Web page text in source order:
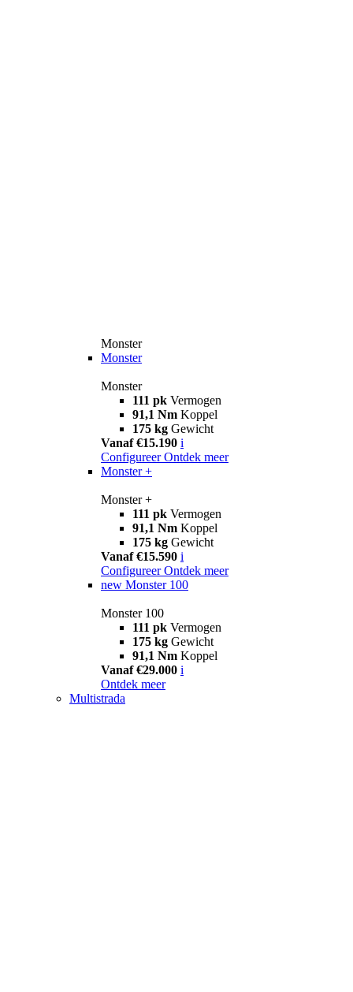
Monster
Monster
Monster
111 pk Vermogen
91,1 Nm Koppel
175 kg Gewicht
Vanaf €15.190 i
Configureer Ontdek meer
Monster +
Monster +
111 pk Vermogen
91,1 Nm Koppel
175 kg Gewicht
Vanaf €15.590 i
Configureer Ontdek meer
new Monster 100
Monster 100
111 pk Vermogen
175 kg Gewicht
91,1 Nm Koppel
Vanaf €29.000 i
Ontdek meer
Multistrada